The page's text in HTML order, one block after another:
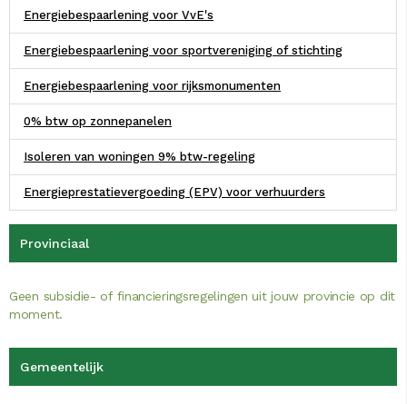
Energiebespaarlening voor VvE's
Energiebespaarlening voor sportvereniging of stichting
Energiebespaarlening voor rijksmonumenten
0% btw op zonnepanelen
Isoleren van woningen 9% btw-regeling
Energieprestatievergoeding (EPV) voor verhuurders
Provinciaal
Geen subsidie- of financieringsregelingen uit jouw provincie op dit
moment.
Gemeentelijk